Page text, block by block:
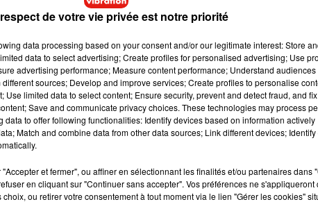
Mélissa
+
de votre vie privée est notre priorité
data processing based on your consent and/or our legitimate interest: Store
data to select advertising; Create profiles for personalised advertising; Use
advertising performance; Measure content performance; Understand audiences
sources; Develop and improve services; Create profiles to personalise
limited data to select content; Ensure security, prevent and detect fraud, and
Save and communicate privacy choices. These technologies may process
data to offer following functionalities: Identify devices based on information actively
Match and combine data from other data sources; Link different devices;
et fermer", ou affiner en sélectionnant les finalités et/ou partenaires dans
en cliquant sur "Continuer sans accepter". Vos préférences ne s'appliqueront
ou retirer votre consentement à tout moment via le lien "Gérer les cookies"